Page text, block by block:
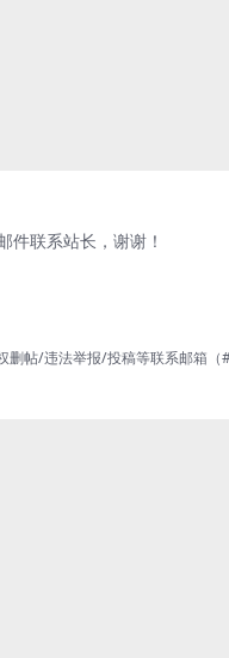
件联系站长，谢谢！
帖/违法举报/投稿等联系邮箱（